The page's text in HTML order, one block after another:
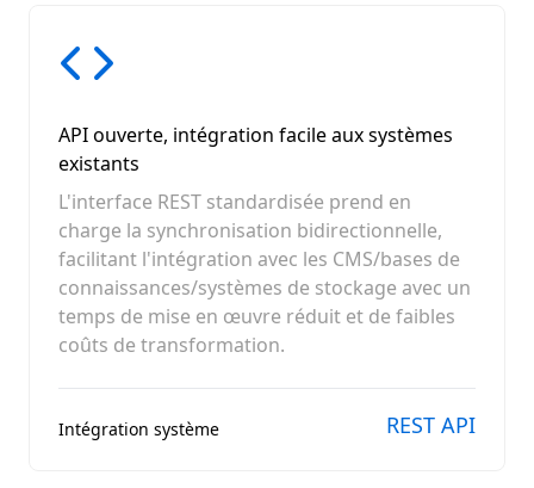
API ouverte, intégration facile aux systèmes
existants
L'interface REST standardisée prend en
charge la synchronisation bidirectionnelle,
facilitant l'intégration avec les CMS/bases de
connaissances/systèmes de stockage avec un
temps de mise en œuvre réduit et de faibles
coûts de transformation.
Intégration système REST API